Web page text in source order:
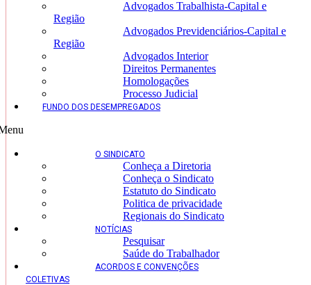
Advogados Trabalhista-Capital e
Região
Advogados Previdenciários-Capital e
Região
Advogados Interior
Direitos Permanentes
Homologações
Processo Judicial
FUNDO DOS DESEMPREGADOS
O SINDICATO
Conheça a Diretoria
Conheça o Sindicato
Estatuto do Sindicato
Politica de privacidade
Regionais do Sindicato
NOTÍCIAS
Pesquisar
Saúde do Trabalhador
ACORDOS E CONVENÇÕES
COLETIVAS